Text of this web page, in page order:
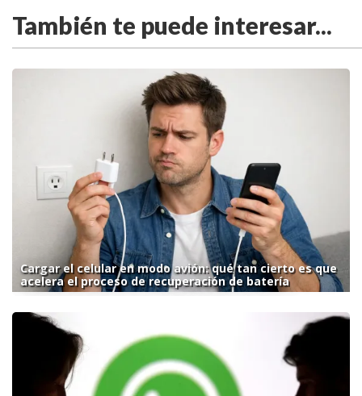
También te puede interesar...
Cargar el celular en modo avión: qué tan cierto es que
acelera el proceso de recuperación de batería